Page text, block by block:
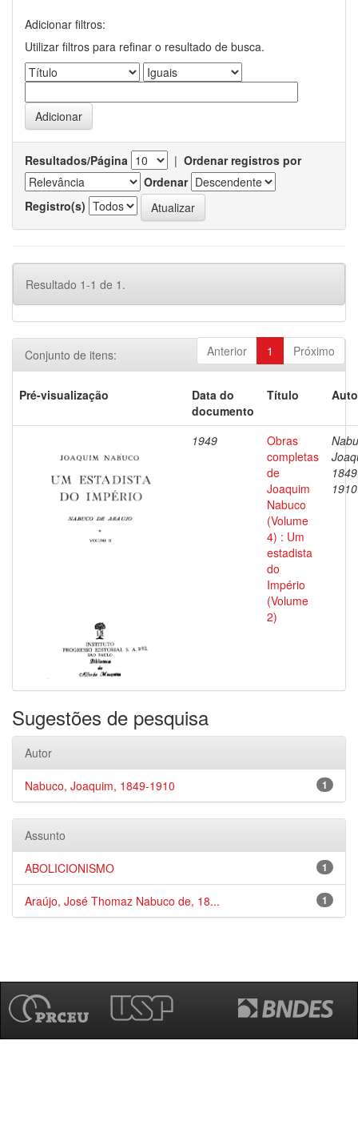
Adicionar filtros:
Utilizar filtros para refinar o resultado de busca.
Resultados/Página | Ordenar registros por
Ordenar
Registro(s)
Resultado 1-1 de 1.
Anterior 1 Próximo
Conjunto de itens:
Pré-visualização
Data do
documento
Título
1949
Obras
completas
de
Joaquim
Nabuco
(Volume
4) : Um
estadista
do
Império
(Volume
2)
1910
Sugestões de pesquisa
Autor
1
Nabuco, Joaquim, 1849-1910
Assunto
1
ABOLICIONISMO
1
Araújo, José Thomaz Nabuco de, 18...